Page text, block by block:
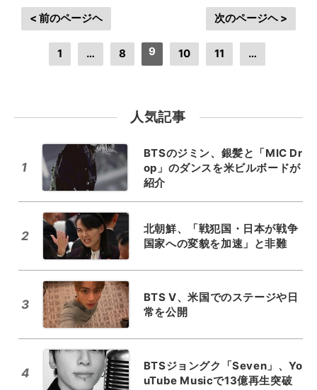
< 前のページヘ
1 … 8 9 10 11 …
次のページヘ >
人気記事
1
BTSのジミン、銀髪と「MIC Dr
op」のダンスを米ビルボードが
紹介
2
北朝鮮、「戦犯国・日本が戦争
国家への変貌を加速」と非難
3
BTS V、米国でのステージや日
常を公開
4
BTSジョングク「Seven」、Yo
uTube Musicで13億再生突破